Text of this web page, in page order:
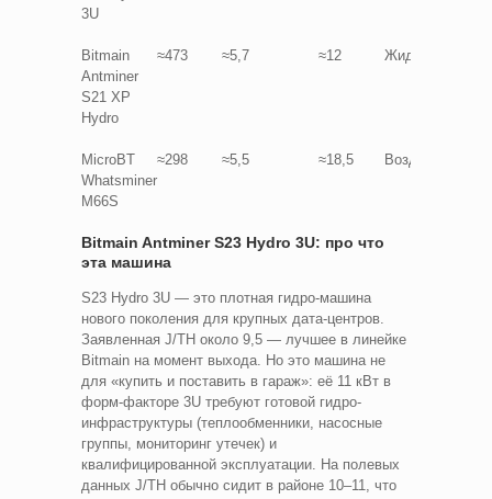
3U
Bitmain
Antminer
S21 XP
Hydro
≈473 ≈5,7 ≈12 Жидкостное
MicroBT
Whatsminer
M66S
≈298 ≈5,5 ≈18,5 Воздушное
Bitmain Antminer S23 Hydro 3U: про что
эта машина
S23 Hydro 3U — это плотная гидро-машина
нового поколения для крупных дата-центров.
Заявленная J/TH около 9,5 — лучшее в линейке
Bitmain на момент выхода. Но это машина не
для «купить и поставить в гараж»: её 11 кВт в
форм-факторе 3U требуют готовой гидро-
инфраструктуры (теплообменники, насосные
группы, мониторинг утечек) и
квалифицированной эксплуатации. На полевых
данных J/TH обычно сидит в районе 10–11, что